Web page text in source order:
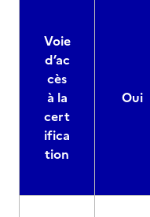
Voie
d’ac
cès
à la
cert
ifica
tion
Oui